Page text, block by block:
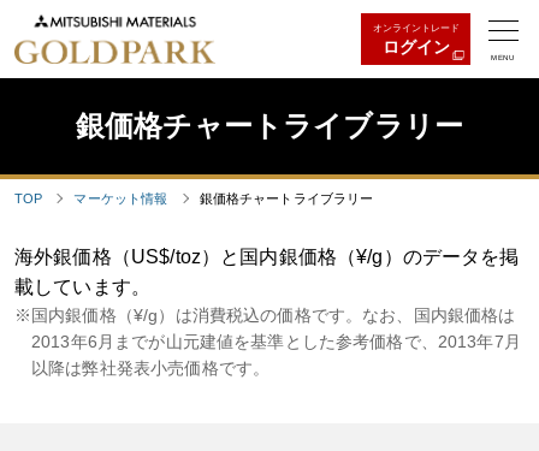
オンライントレード
ログイン
MENU
銀価格チャートライブラリー
TOP マーケット情報 銀価格チャートライブラリー
海外銀価格（US$/toz）と国内銀価格（¥/g）のデータを掲
載しています。
国内銀価格（¥/g）は消費税込の価格です。なお、国内銀価格は
2013年6月までが山元建値を基準とした参考価格で、2013年7月
以降は弊社発表小売価格です。